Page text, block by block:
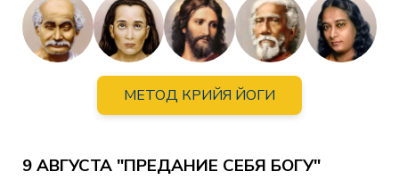
МЕТОД КРИЙЯ ЙОГИ
9 АВГУСТА "ПРЕДАНИЕ СЕБЯ БОГУ"